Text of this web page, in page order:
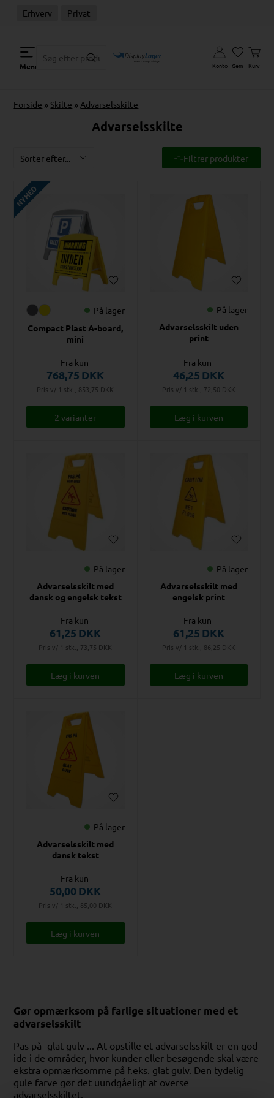
Erhverv Privat
Menu Konto Gem Kurv
Forside » Skilte » Advarselsskilte
Advarselsskilte
Filtrer produkter
NYHED
På lager
Compact Plast A-board,
mini
Fra kun
768,75 DKK
Pris v/ 1 stk., 853,75 DKK
2 varianter
På lager
Advarselsskilt uden
print
Fra kun
46,25 DKK
Pris v/ 1 stk., 72,50 DKK
På lager
Advarselsskilt med
dansk og engelsk tekst
Fra kun
61,25 DKK
Pris v/ 1 stk., 73,75 DKK
På lager
Advarselsskilt med
engelsk print
Fra kun
61,25 DKK
Pris v/ 1 stk., 86,25 DKK
På lager
Advarselsskilt med
dansk tekst
Fra kun
50,00DKK
Pris v/ 1 stk., 85,00 DKK
Gør opmærksom på farlige situationer med et
advarselsskilt
Pas på -glat gulv ... At opstille et advarselsskilt er en god
ide i de områder, hvor kunder eller besøgende skal være
ekstra opmærksomme på f.eks. glat gulv. Den tydelig
gule farve gør det uundgåeligt at overse
advarselsskiltet.